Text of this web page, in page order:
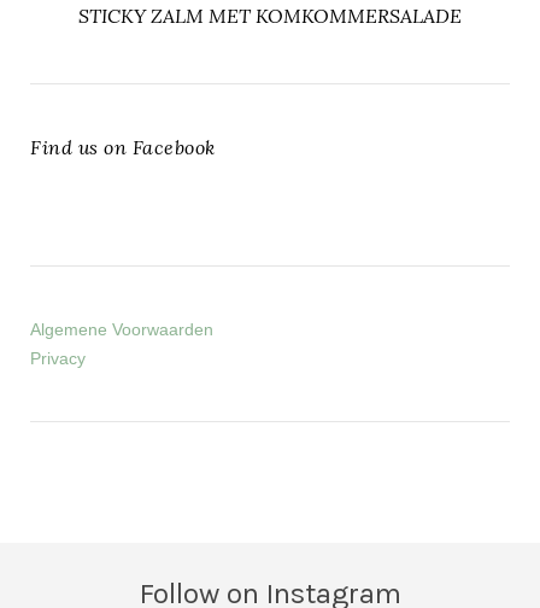
STICKY ZALM MET KOMKOMMERSALADE
Find us on Facebook
Algemene Voorwaarden
Privacy
Follow on Instagram